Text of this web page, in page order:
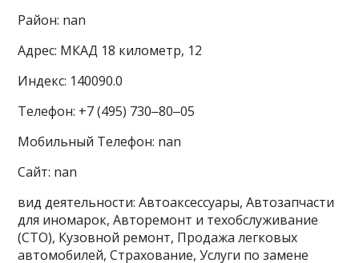
Район: nan
Адрес: МКАД 18 километр, 12
Индекс: 140090.0
Телефон: +7 (495) 730‒80‒05
Мобильный Телефон: nan
Сайт: nan
вид деятельности: Автоаксессуары, Автозапчасти
для иномарок, Авторемонт и техобслуживание
(СТО), Кузовной ремонт, Продажа легковых
автомобилей, Страхование, Услуги по замене